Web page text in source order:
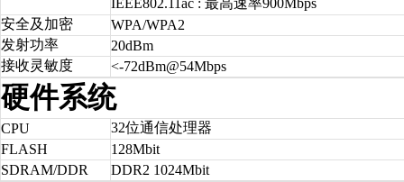
IEEE802.11ac : 最高速率900Mbps
安全及加密
WPA/WPA2
发射功率
20dBm
接收灵敏度
<-72dBm@54Mbps
硬件系统
CPU
32位通信处理器
FLASH
128Mbit
SDRAM/DDR
DDR2 1024Mbit